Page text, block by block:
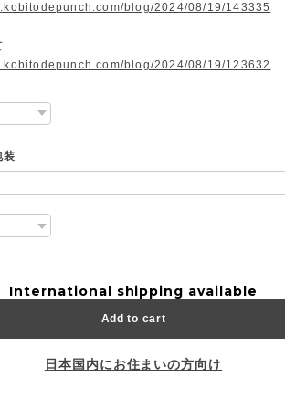
blog/2024/08/19/143335
blog/2024/08/19/123632
装
International shipping available
Add to cart
日本国内にお住まいの方向け